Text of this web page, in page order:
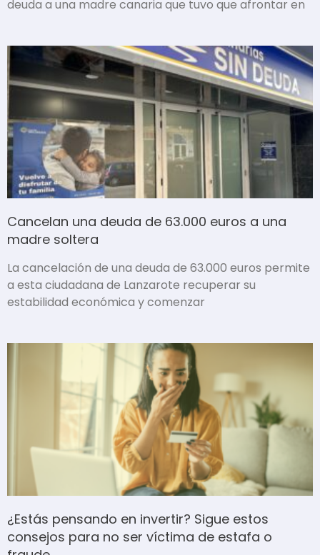
deuda a una madre canaria que tuvo que afrontar en
Cancelan una deuda de 63.000 euros a una
madre soltera
La cancelación de una deuda de 63.000 euros permite
a esta ciudadana de Lanzarote recuperar su
estabilidad económica y comenzar
¿Estás pensando en invertir? Sigue estos
consejos para no ser víctima de estafa o